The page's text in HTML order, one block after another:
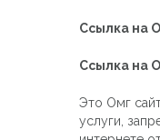
Ссылка на
Ссылка на
Это Омг
услуги,